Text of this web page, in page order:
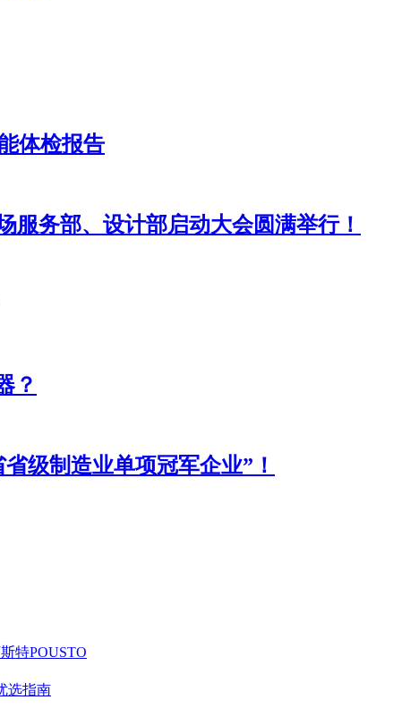
体检报告
务部、设计部启动大会圆满举行！
？
级制造业单项冠军企业”！
特POUSTO
选指南